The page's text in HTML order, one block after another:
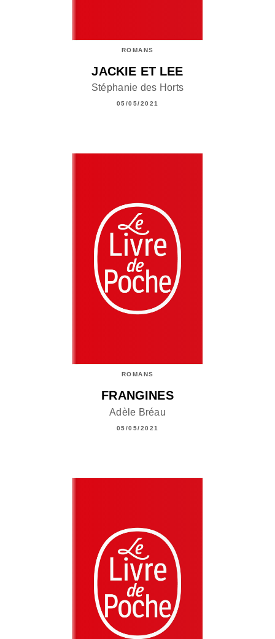
ROMANS
JACKIE ET LEE
Stéphanie des Horts
05/05/2021
ROMANS
FRANGINES
Adèle Bréau
05/05/2021